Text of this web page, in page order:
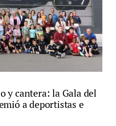
y cantera: la Gala del
a deportistas e